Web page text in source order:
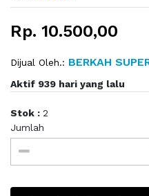
Rp. 10.500,00
Dijual Oleh.: BERKAH
Aktif 939 hari yang lalu
Stok : 2
Jumlah